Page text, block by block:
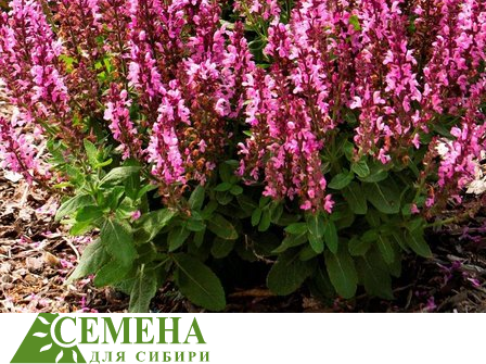
Грунты
Газонные травы, сидераты
Горшки, рассадники, аксессуары
Посадочный материал
Садовый инструмент, инвентарь
Консервирование
Средства защиты, удобрения, добавки, химия
Обустройство сада, декор